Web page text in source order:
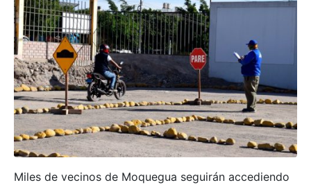
Miles de vecinos de Moquegua seguirán accediendo